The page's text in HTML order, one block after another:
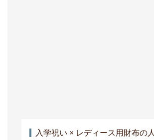
入学祝い × レディース用財布の人